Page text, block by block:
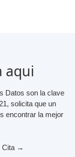
aqui
Datos son la clave
solicita que un
encontrar la mejor
Cita →